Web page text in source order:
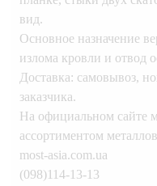
вид.
Основное назначение
излома кровли и отвод
Доставка: самовывоз,
заказчика.
На официальном сайте
ассортиментом
most-asia.com.ua
(098)114-13-13